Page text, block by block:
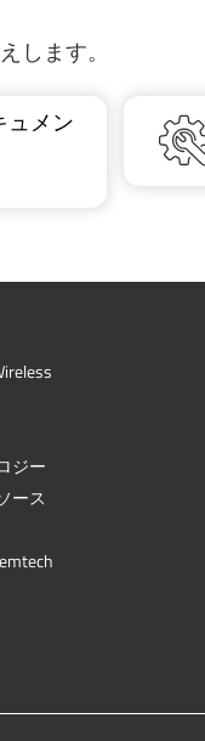
します。
ュメン
ジー
ース